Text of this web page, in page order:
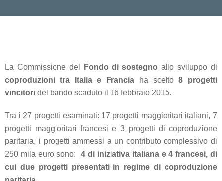
La Commissione del Fondo di sostegnoallo sviluppo di
coproduzioni tra Italia e Francia
ha scelto8 progetti
vincitori del bando scaduto il 16 febbraio 2015.
Tra i 27 progetti esaminati: 17 progetti maggioritari italiani, 7
progetti maggioritari francesi e 3 progetti di coproduzione
paritaria, i progetti ammessi a un contributo complessivo di
250 mila euro sono: 4 di iniziativa italiana e 4 francesi, di
cui due progetti presentati in regime di coproduzione